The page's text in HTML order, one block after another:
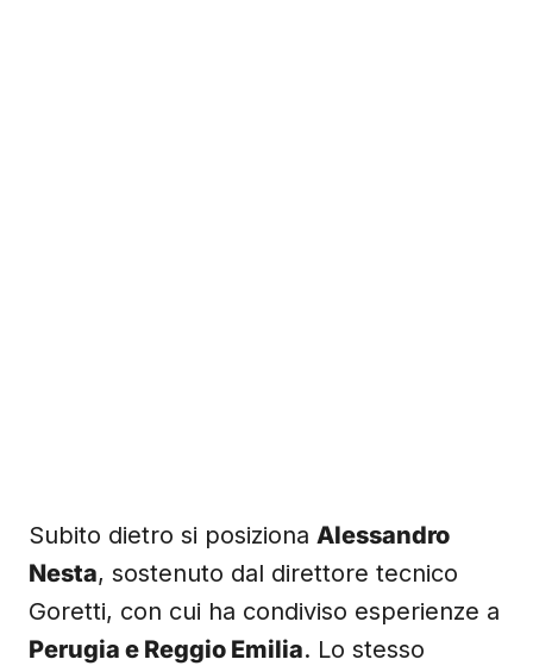
Subito dietro si posiziona Alessandro
Nesta, sostenuto dal direttore tecnico
Goretti, con cui ha condiviso esperienze a
Perugia e Reggio Emilia. Lo stesso